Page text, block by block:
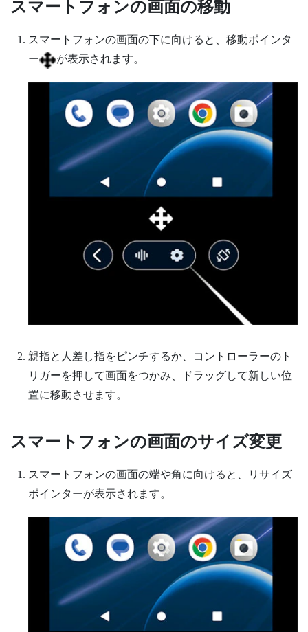
スマートフォンの画面の移動
スマートフォンの画面の下に向けると、移動ポインタ
ー
が表示されます。
親指と人差し指をピンチするか、コントローラーのト
リガーを押して画面をつかみ、ドラッグして新しい位
置に移動させます。
スマートフォンの画面のサイズ変更
スマートフォンの画面の端や角に向けると、リサイズ
ポインターが表示されます。